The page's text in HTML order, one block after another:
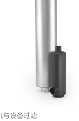
与设备过滤